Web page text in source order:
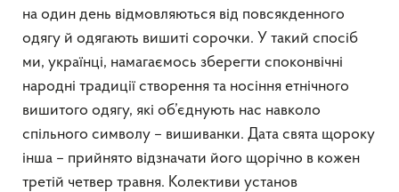
на один день відмовляються від повсякденного
одягу й одягають вишиті сорочки. У такий спосіб
ми, українці, намагаємось зберегти споконвічні
народні традиції створення та носіння етнічного
вишитого одягу, які об’єднують нас навколо
спільного символу – вишиванки. Дата свята щороку
інша – прийнято відзначати його щорічно в кожен
третій четвер травня. Колективи установ